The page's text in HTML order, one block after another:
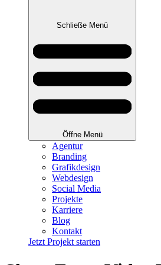
Schließe Menü
Öffne Menü
Agentur
Branding
Grafikdesign
Webdesign
Social Media
Projekte
Karriere
Blog
Kontakt
Jetzt Projekt starten